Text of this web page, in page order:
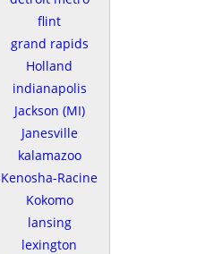
flint
grand rapids
Holland
indianapolis
Jackson (MI)
Janesville
kalamazoo
Kenosha-Racine
Kokomo
lansing
lexington